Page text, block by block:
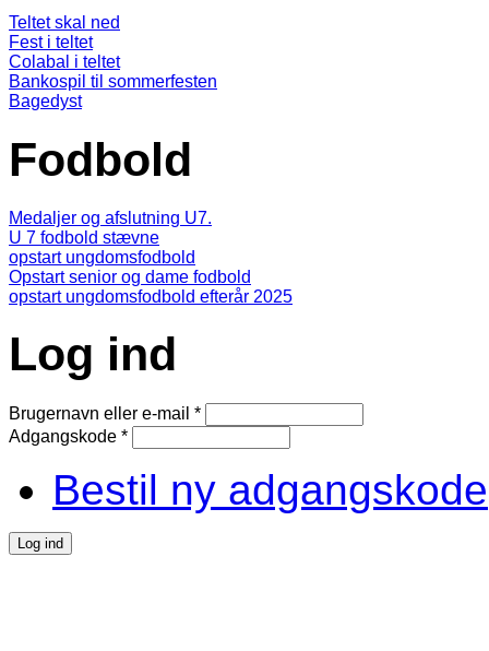
Teltet skal ned
Fest i teltet
Colabal i teltet
Bankospil til sommerfesten
Bagedyst
Fodbold
Medaljer og afslutning U7.
U 7 fodbold stævne
opstart ungdomsfodbold
Opstart senior og dame fodbold
opstart ungdomsfodbold efterår 2025
Log ind
Brugernavn eller e-mail *
Adgangskode *
Bestil ny adgangskode